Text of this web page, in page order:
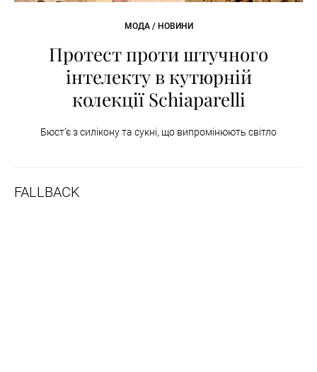
МОДА / НОВИНИ
Протест проти штучного
інтелекту в кутюрній
колекції Schiaparelli
Бюст’є з силікону та сукні, що випромінюють світло
FALLBACK